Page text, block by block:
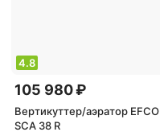
4.8
105 980 ₽
Вертикуттер/аэратор EFCO
SCA 38 R